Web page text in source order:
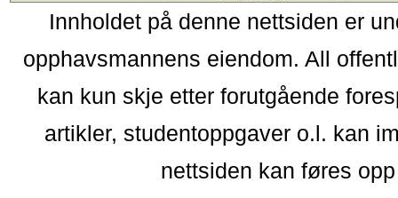
Innholdet på denne nettsiden er
opphavsmannens eiendom. All
kan kun skje etter forutgående
artikler, studentoppgaver o.l. kan
nettsiden kan føres